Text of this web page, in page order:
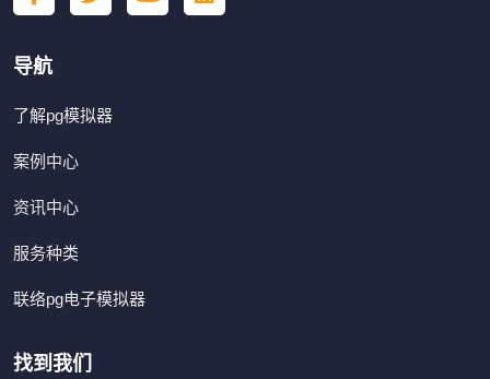
导航
了解pg模拟器
案例中心
资讯中心
服务种类
联络pg电子模拟器
找到我们